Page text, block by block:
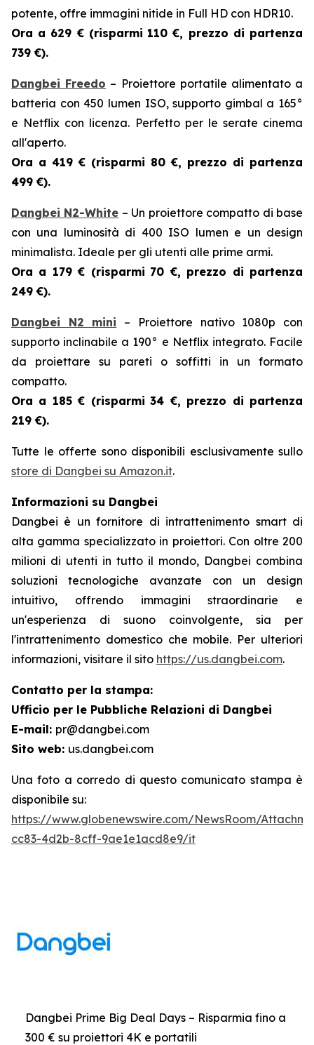
potente, offre immagini nitide in Full HD con HDR10.
Ora a 629 € (risparmi 110 €, prezzo di partenza
739 €).
Dangbei Freedo – Proiettore portatile alimentato a
batteria con 450 lumen ISO, supporto gimbal a 165°
e Netflix con licenza. Perfetto per le serate cinema
all'aperto.
Ora a 419 € (risparmi 80 €, prezzo di partenza
499 €).
Dangbei N2-White – Un proiettore compatto di base
con una luminosità di 400 ISO lumen e un design
minimalista. Ideale per gli utenti alle prime armi.
Ora a 179 € (risparmi 70 €, prezzo di partenza
249 €).
Dangbei N2 mini – Proiettore nativo 1080p con
supporto inclinabile a 190° e Netflix integrato. Facile
da proiettare su pareti o soffitti in un formato
compatto.
Ora a 185 € (risparmi 34 €, prezzo di partenza
219 €).
Tutte le offerte sono disponibili esclusivamente sullo
store di Dangbei su Amazon.it.
Informazioni su Dangbei
Dangbei è un fornitore di intrattenimento smart di
alta gamma specializzato in proiettori. Con oltre 200
milioni di utenti in tutto il mondo, Dangbei combina
soluzioni tecnologiche avanzate con un design
intuitivo, offrendo immagini straordinarie e
un'esperienza di suono coinvolgente, sia per
l'intrattenimento domestico che mobile. Per ulteriori
informazioni, visitare il sito https://us.dangbei.com.
Contatto per la stampa:
Ufficio per le Pubbliche Relazioni di Dangbei
E-mail: pr@dangbei.com
Sito web: us.dangbei.com
Una foto a corredo di questo comunicato stampa è
disponibile su:
https://www.globenewswire.com/NewsRoom/
cc83-4d2b-8cff-9ae1e1acd8e9/it
Dangbei Prime Big Deal Days – Risparmia fino a
300 € su proiettori 4K e portatili